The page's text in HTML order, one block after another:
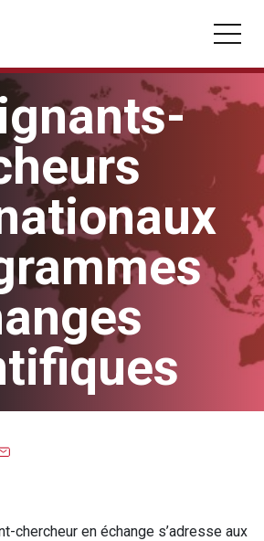
être :
Master
chercheur en échange s’adresse aux
cookies